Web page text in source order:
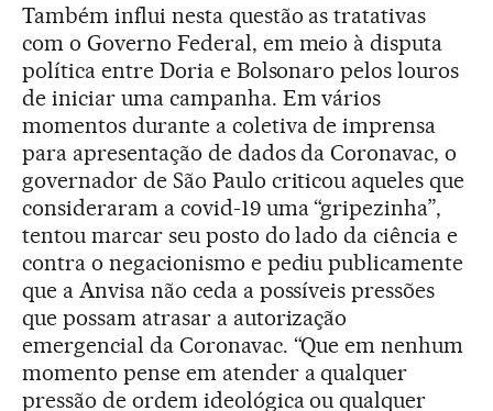
Também influi nesta questão as tratativas
com o Governo Federal, em meio à disputa
política entre Doria e Bolsonaro pelos louros
de iniciar uma campanha. Em vários
momentos durante a coletiva de imprensa
para apresentação de dados da Coronavac, o
governador de São Paulo criticou aqueles que
consideraram a covid-19 uma “gripezinha”,
tentou marcar seu posto do lado da ciência e
contra o negacionismo e pediu publicamente
que a Anvisa não ceda a possíveis pressões
que possam atrasar a autorização
emergencial da Coronavac. “Que em nenhum
momento pense em atender a qualquer
pressão de ordem ideológica ou qualquer